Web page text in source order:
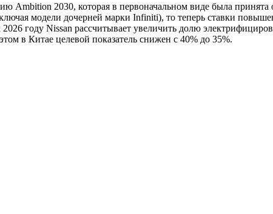
Ambition 2030, которая в первоначальном виде была
модели дочерней марки Infiniti), то теперь ставки
году Nissan рассчитывает увеличить долю
в Китае целевой показатель снижен с 40% до 35%.